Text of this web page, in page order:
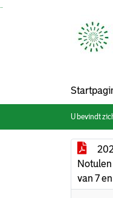
U bevindt
van 7